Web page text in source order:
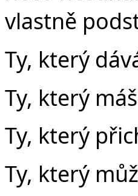
vlastně
Ty, který
Ty, který
Ty, který
Ty, který